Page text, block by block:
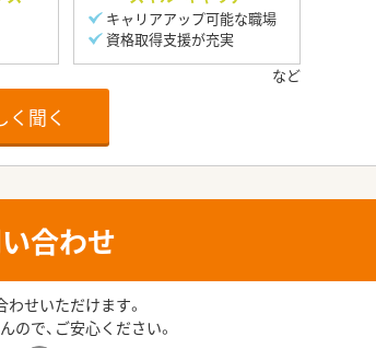
キャリアアップ可能な職場
資格取得支援が充実
く聞く
合わせ
せいただけます。
ので、ご安心ください。